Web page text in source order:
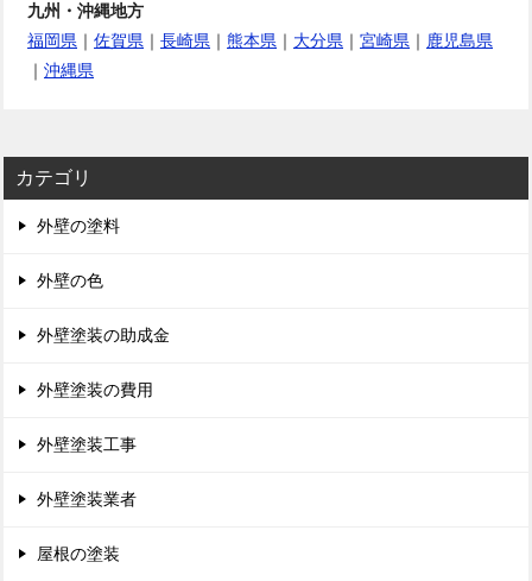
九州・沖縄地方
福岡県 ｜ 佐賀県 ｜ 長崎県 ｜ 熊本県 ｜ 大分県 ｜ 宮崎県 ｜ 鹿児島県
｜ 沖縄県
カテゴリ
外壁の塗料
外壁の色
外壁塗装の助成金
外壁塗装の費用
外壁塗装工事
外壁塗装業者
屋根の塗装